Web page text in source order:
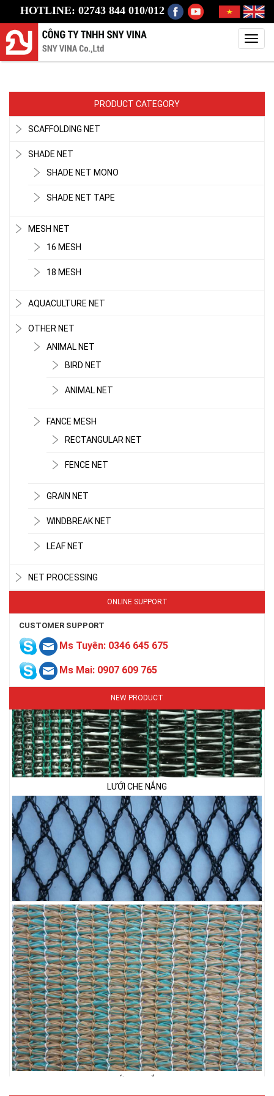
HOTLINE: 02743 844 010/012
PRODUCT CATEGORY
SCAFFOLDING NET
SHADE NET
SHADE NET MONO
SHADE NET TAPE
MESH NET
16 MESH
18 MESH
AQUACULTURE NET
OTHER NET
ANIMAL NET
BIRD NET
ANIMAL NET
FANCE MESH
RECTANGULAR NET
FENCE NET
GRAIN NET
WINDBREAK NET
LEAF NET
NET PROCESSING
ONLINE SUPPORT
CUSTOMER SUPPORT
Ms Tuyên: 0346 645 675
Ms Mai: 0907 609 765
NEW PRODUCT
LƯỚI CHE NẮNG
LƯỚI CHẮN CHIM
LƯỚI CHE NẮNG